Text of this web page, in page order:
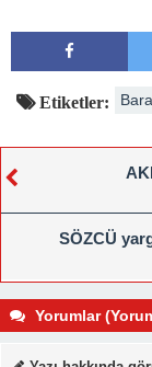
Etiketler:
SÖZCÜ
Yorumlar